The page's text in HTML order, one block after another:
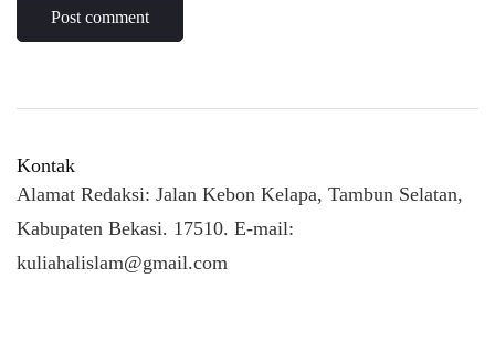
Kontak
Alamat Redaksi: Jalan Kebon Kelapa, Tambun Selatan,
Kabupaten Bekasi. 17510. E-mail:
kuliahalislam@gmail.com